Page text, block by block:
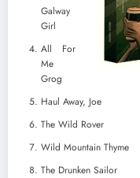
Galway
Girl
All For
Me
Grog
Haul Away, Joe
The Wild Rover
Wild Mountain Thyme
The Drunken Sailor